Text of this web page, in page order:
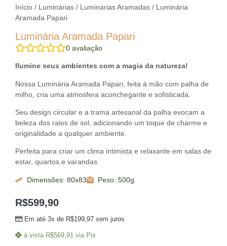
Início / Luminárias / Luminarias Aramadas / Luminária
Aramada Papari
Luminária Aramada Papari
0 avaliação
Ilumine seus ambientes com a magia da natureza!
Nossa Luminária Aramada Papari, feita à mão com palha de
milho, cria uma atmosfera aconchegante e sofisticada.
Seu design circular e a trama artesanal da palha evocam a
beleza dos raios de sol, adicionando um toque de charme e
originalidade a qualquer ambiente.
Perfeita para criar um clima intimista e relaxante em salas de
estar, quartos e varandas.
Dimensões: 80x83 Peso: 500g
R$599,90
Em até 3x de R$199,97 sem juros
à vista R$569,91 via Pix